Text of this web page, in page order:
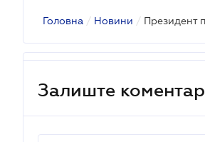
Головна / Новини /
Залиште коментар